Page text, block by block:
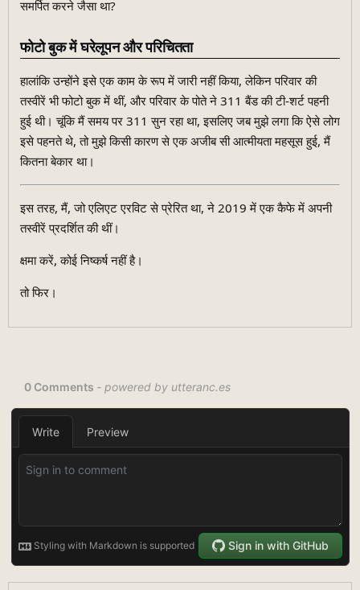
समर्पित करने जैसा था?
फोटो बुक में घरेलूपन और परिचितता
हालांकि उन्होंने इसे एक काम के रूप में जारी नहीं किया, लेकिन परिवार की
तस्वीरें भी फोटो बुक में थीं, और परिवार के पोते ने 311 बैंड की टी-शर्ट पहनी
हुई थी। चूंकि मैं समय पर 311 सुन रहा था, इसलिए जब मुझे लगा कि ऐसे लोग
इसे पहनते थे, तो मुझे किसी कारण से एक अजीब सी आत्मीयता महसूस हुई, मैं
कितना बेकार था।
इस तरह, मैं, जो एलिएट एरविट से प्रेरित था, ने 2019 में एक कैफे में अपनी
तस्वीरें प्रदर्शित की थीं।
क्षमा करें, कोई निष्कर्ष नहीं है।
तो फिर।